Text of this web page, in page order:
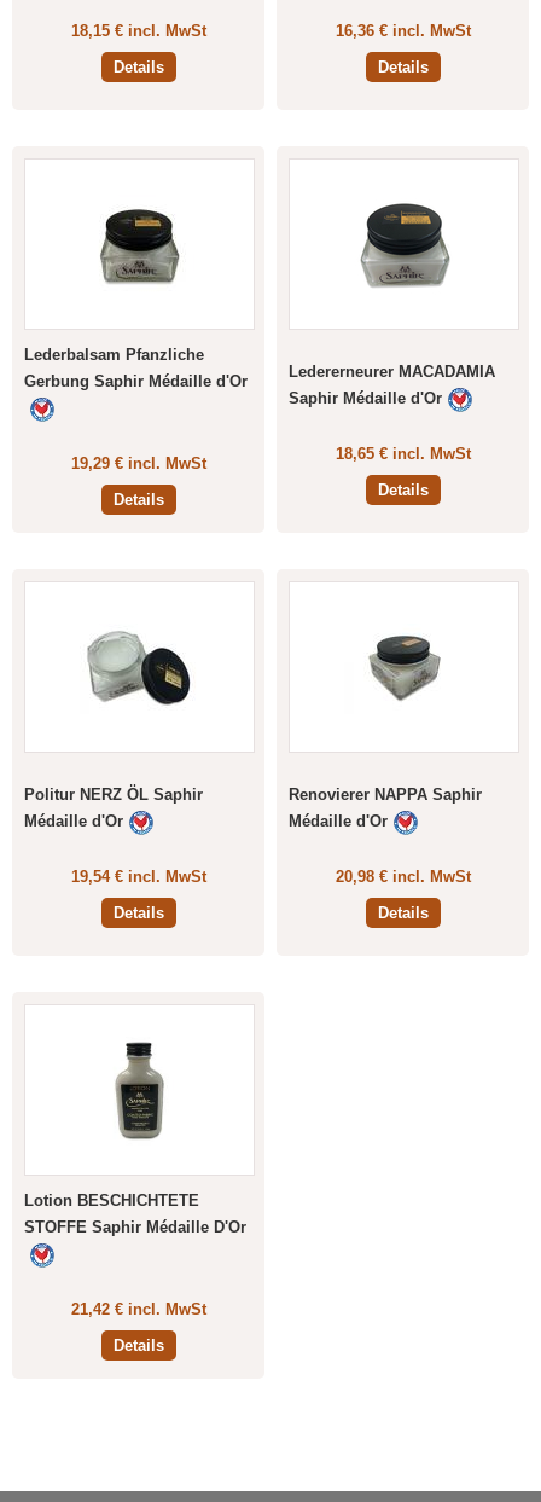
18,15 € incl. MwSt
Details
16,36 € incl. MwSt
Details
Lederbalsam Pfanzliche
Gerbung Saphir Médaille d'Or
19,29 € incl. MwSt
Details
Ledererneurer MACADAMIA
Saphir Médaille d'Or
18,65 € incl. MwSt
Details
Politur NERZ ÖL Saphir
Médaille d'Or
19,54 € incl. MwSt
Details
Renovierer NAPPA Saphir
Médaille d'Or
20,98 € incl. MwSt
Details
Lotion BESCHICHTETE
STOFFE Saphir Médaille D'Or
21,42 € incl. MwSt
Details